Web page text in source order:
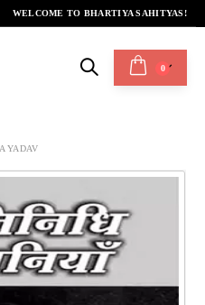
WELCOME TO BHARTIYA SAHITYAS!
0
YADAV